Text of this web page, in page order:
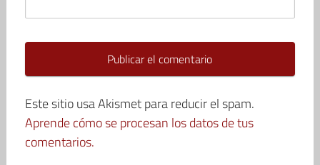
Este sitio usa Akismet para reducir el spam.
Aprende cómo se procesan los datos de tus
comentarios.